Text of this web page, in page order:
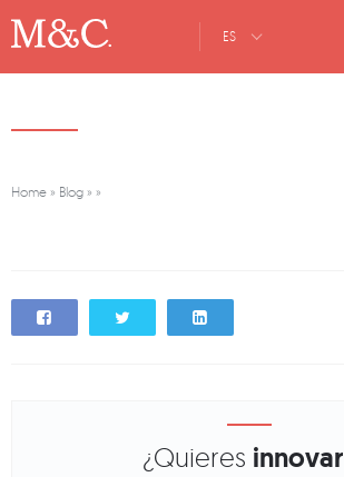
ES
Home » Blog » »
¿Quieres innovar